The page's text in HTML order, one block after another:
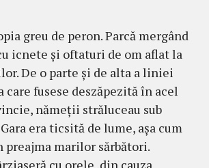
greu de peron. Parcă mer­gând
icnete şi oftaturi de om aflat la
De o parte şi de alta a liniei
care fusese deszăpezită în acel
nămeţii străluceau sub
era ticsită de lume, aşa cum
preajma marilor sărbători.
cu orele, din cauza